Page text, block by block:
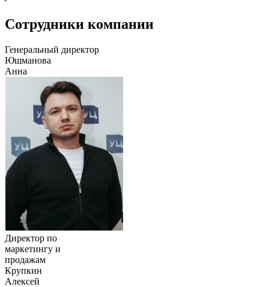
Сотрудники компании
Генеральный директор
Юшманова
Анна
Директор по
маркетингу и
продажам
Крупкин
Алексей